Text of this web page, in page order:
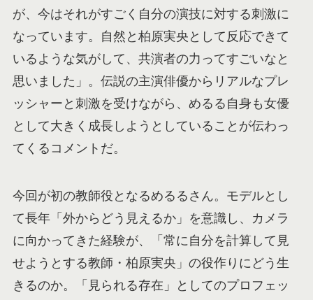
が、今はそれがすごく自分の演技に対する刺激に
なっています。自然と柏原実央として反応できて
いるような気がして、共演者の力ってすごいなと
思いました」。伝説の主演俳優からリアルなプレ
ッシャーと刺激を受けながら、めるる自身も女優
として大きく成長しようとしていることが伝わっ
てくるコメントだ。
今回が初の教師役となるめるるさん。モデルとし
て長年「外からどう見えるか」を意識し、カメラ
に向かってきた経験が、「常に自分を計算して見
せようとする教師・柏原実央」の役作りにどう生
きるのか。「見られる存在」としてのプロフェッ